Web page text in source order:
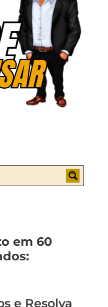
em 60
e Resolva